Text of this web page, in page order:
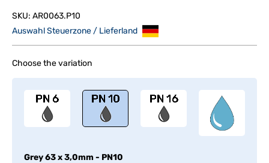
SKU: AR0063.P10
Auswahl Steuerzone / Lieferland
Choose the variation
Grey63 x 3,0mm - PN10